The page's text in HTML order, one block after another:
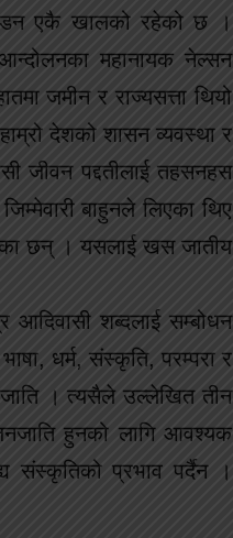
एकै खालको रहेको छ ।
महानायक नेल्सन
जमीन र राज्यसत्ता थियो
देशको शासन व्यवस्था र
जीवन पद्दतीलाई तहसनहस
बाहुनले लिएका थिए
छन् । यसलाई खस जातीय
शब्दलाई सम्बोधन
धर्म, संस्कृति, परम्परा र
जाति । त्यसैले उल्लेखित तीन
हुनको लागि आवश्यक
संस्कृतिको प्रभाव पर्दैन ।